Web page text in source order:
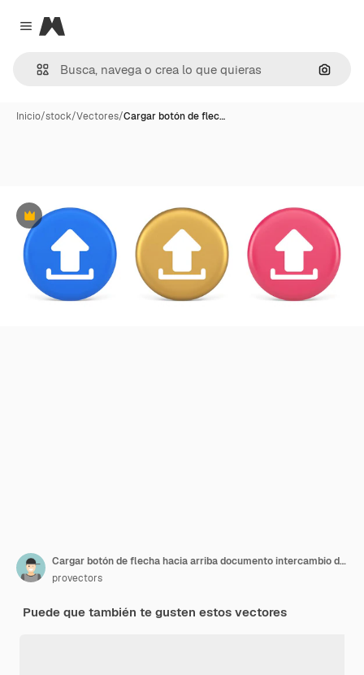
Close menu
Magnific
Inicio/stock/Vectores/Cargar botón de flec…
Premium
Cargar botón de flecha hacia arriba documento intercambio de archivos multimedia almacenamiento en el ciberespacio icono 3d
provectors
Puede que también te gusten estos vectores